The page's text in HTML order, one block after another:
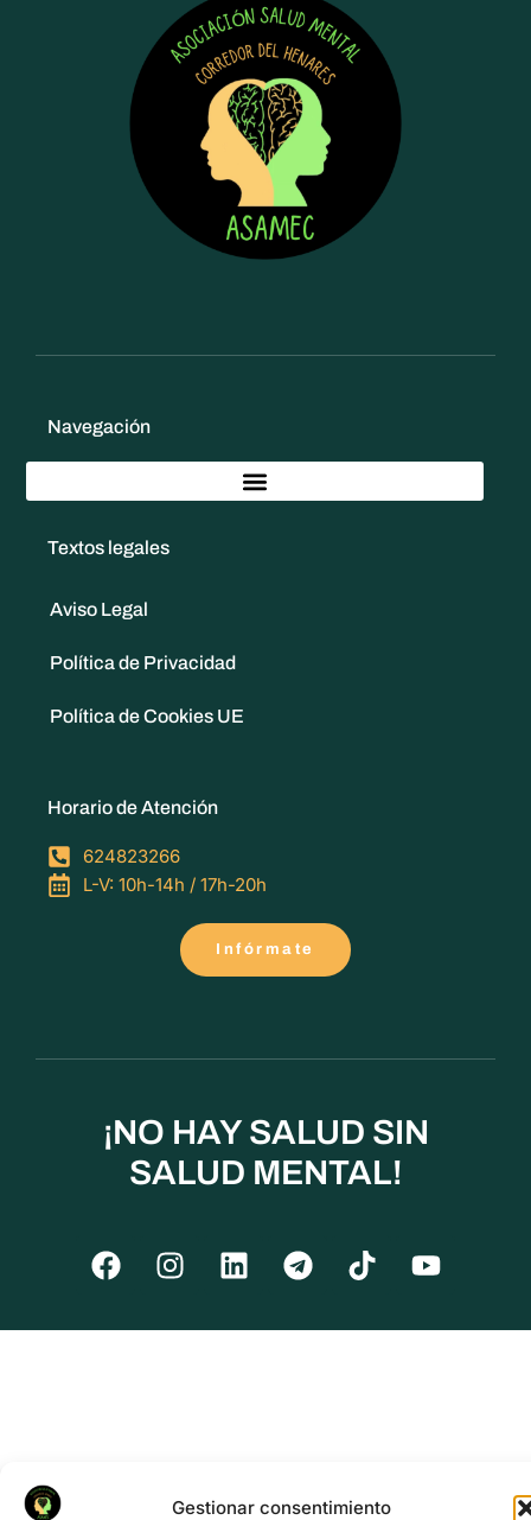
Gestionar consentimiento
Navegación
Textos legales
Aviso Legal
Política de Privacidad
Política de Cookies UE
Horario de Atención
624823266
L-V: 10h-14h / 17h-20h
Infórmate
¡NO HAY SALUD SIN
SALUD MENTAL!